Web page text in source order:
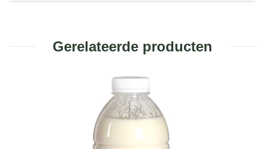
Gerelateerde producten